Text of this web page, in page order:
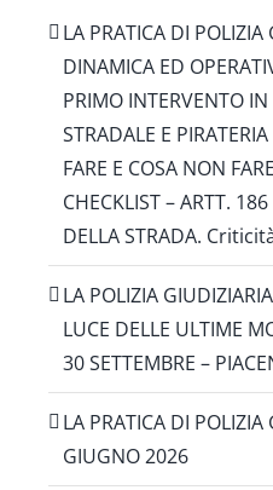
LA PRATICA DI POLIZIA
DINAMICA ED
PRIMO INTERVENTO
STRADALE E
FARE E COSA NON
CHECKLIST – ARTT.
DELLA STRADA.
LA POLIZIA
LUCE DELLE ULTIME
30 SETTEMBRE –
LA PRATICA DI
GIUGNO 2026